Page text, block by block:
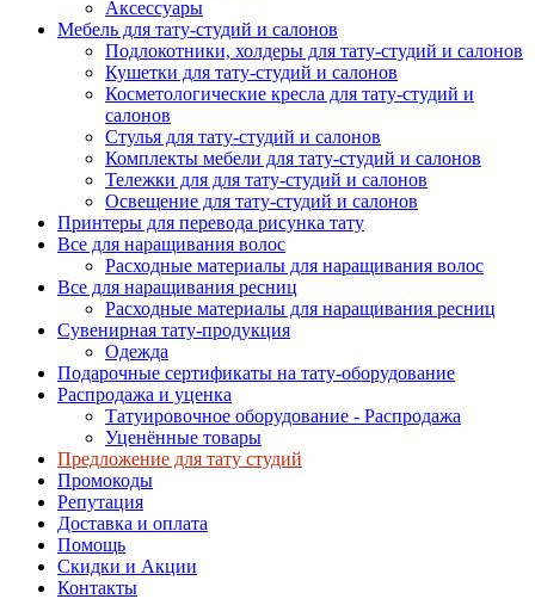
Аксессуары
Мебель для тату-студий и салонов
Подлокотники, холдеры для тату-студий и салонов
Кушетки для тату-студий и салонов
Косметологические кресла для тату-студий и
салонов
Стулья для тату-студий и салонов
Комплекты мебели для тату-студий и салонов
Тележки для для тату-студий и салонов
Освещение для тату-студий и салонов
Принтеры для перевода рисунка тату
Все для наращивания волос
Расходные материалы для наращивания волос
Все для наращивания ресниц
Расходные материалы для наращивания ресниц
Сувенирная тату-продукция
Одежда
Подарочные сертификаты на тату-оборудование
Распродажа и уценка
Татуировочное оборудование - Распродажа
Уценённые товары
Предложение для тату студий
Промокоды
Репутация
Доставка и оплата
Помощь
Скидки и Акции
Контакты